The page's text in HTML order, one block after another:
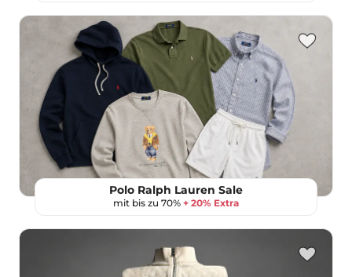
Polo Ralph Lauren Sale
mit bis zu 70% + 20% Extra